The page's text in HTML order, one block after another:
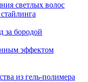
светлых волос
за бородой
эффектом
из гель-полимера